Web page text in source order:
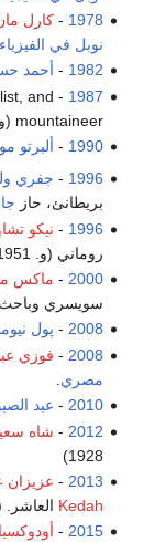
1978
-كارل
نوبل في الفيزياء
1982
- أحمد
1987
-
and
mountaineer (و. 1912)
1990
- ألبرتو
1996
- جفري
بريطانئ، حاز
1996
- نيكو
روماني (و. 1951)
2000
- ماكس
سويسري
2008
- پول
2008
- فوزي
مصري
2010
- عبد
2012
- شاه
1928)
2013
- عزيزان
Kedah العاشر. (و.
2015
-